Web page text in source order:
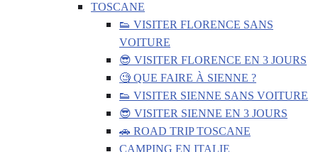
TOSCANE
👟 VISITER FLORENCE SANS
VOITURE
😎 VISITER FLORENCE EN 3 JOURS
🧐 QUE FAIRE À SIENNE ?
👟 VISITER SIENNE SANS VOITURE
😎 VISITER SIENNE EN 3 JOURS
🚗 ROAD TRIP TOSCANE
CAMPING EN ITALIE